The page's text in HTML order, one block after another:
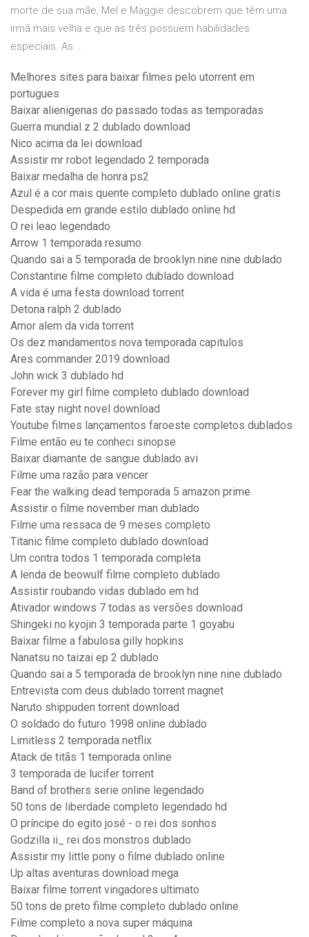
morte de sua mãe, Mel e Maggie descobrem que têm uma
irmã mais velha e que as três possuem habilidades
especiais. As …
Melhores sites para baixar filmes pelo utorrent em
portugues
Baixar alienigenas do passado todas as temporadas
Guerra mundial z 2 dublado download
Nico acima da lei download
Assistir mr robot legendado 2 temporada
Baixar medalha de honra ps2
Azul é a cor mais quente completo dublado online gratis
Despedida em grande estilo dublado online hd
O rei leao legendado
Arrow 1 temporada resumo
Quando sai a 5 temporada de brooklyn nine nine dublado
Constantine filme completo dublado download
A vida é uma festa download torrent
Detona ralph 2 dublado
Amor alem da vida torrent
Os dez mandamentos nova temporada capitulos
Ares commander 2019 download
John wick 3 dublado hd
Forever my girl filme completo dublado download
Fate stay night novel download
Youtube filmes lançamentos faroeste completos dublados
Filme então eu te conheci sinopse
Baixar diamante de sangue dublado avi
Filme uma razão para vencer
Fear the walking dead temporada 5 amazon prime
Assistir o filme november man dublado
Filme uma ressaca de 9 meses completo
Titanic filme completo dublado download
Um contra todos 1 temporada completa
A lenda de beowulf filme completo dublado
Assistir roubando vidas dublado em hd
Ativador windows 7 todas as versões download
Shingeki no kyojin 3 temporada parte 1 goyabu
Baixar filme a fabulosa gilly hopkins
Nanatsu no taizai ep 2 dublado
Quando sai a 5 temporada de brooklyn nine nine dublado
Entrevista com deus dublado torrent magnet
Naruto shippuden torrent download
O soldado do futuro 1998 online dublado
Limitless 2 temporada netflix
Atack de titãs 1 temporada online
3 temporada de lucifer torrent
Band of brothers serie online legendado
50 tons de liberdade completo legendado hd
O príncipe do egito josé - o rei dos sonhos
Godzilla ii_ rei dos monstros dublado
Assistir my little pony o filme dublado online
Up altas aventuras download mega
Baixar filme torrent vingadores ultimato
50 tons de preto filme completo dublado online
Filme completo a nova super máquina